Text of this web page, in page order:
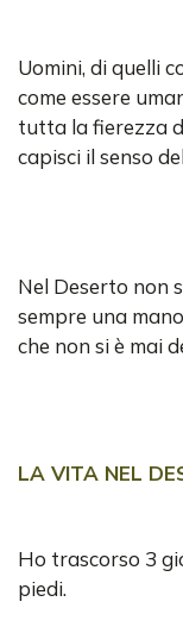
Uomini, di quelli
come essere
tutta la fierezza
capisci il senso
Nel Deserto non
sempre una
che non si è mai
LA VITA NEL
Ho trascorso 3
piedi.